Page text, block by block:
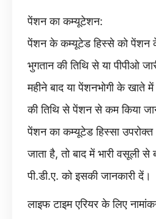
पेंशन का कम्यूटेशन:
पेंशन के कम्यूटेड हिस्से को पेंशन
भुगतान की तिथि से या पीपीओ
महीने बाद या पेंशनभोगी के खाते
की तिथि से पेंशन से कम किया
पेंशन का कम्यूटेड हिस्सा
जाता है, तो बाद में भारी वसूली
पी.डी.ए. को इसकी जानकारी दें।
लाइफ टाइम एरियर के लिए